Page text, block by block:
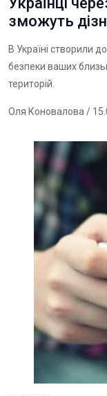
зможуть
В Україні створили
безпеки ваших
територій.
Оля Коновалова /